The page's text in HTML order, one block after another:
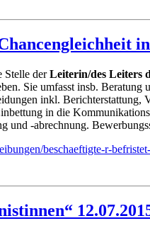
Stelle derLeiterin/des Leiters
Sie umfasst insb.
inkl.
in die
-abrechnung.
beschaeftigte-r-